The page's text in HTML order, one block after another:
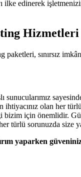
edinerek
Hizmetleri
sınırsız
sunucularımız
olan her
bizim için önemlidir.
türlü sorunuzda size
yaparken